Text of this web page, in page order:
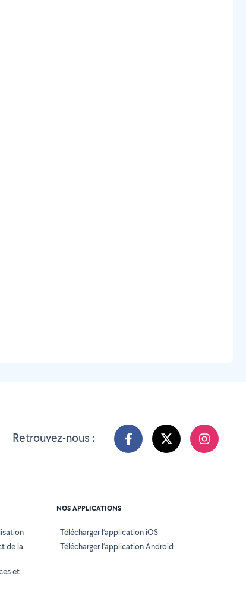
Retrouvez-nous :
de la
et
NOS APPLICATIONS
Télécharger l’application iOS
Télécharger l’application Android